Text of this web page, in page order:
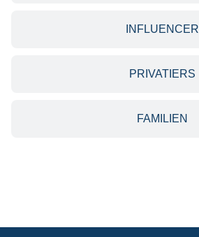
INFLUENCER
PRIVATIERS
FAMILIEN